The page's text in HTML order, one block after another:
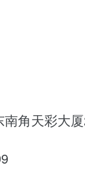
角天彩大